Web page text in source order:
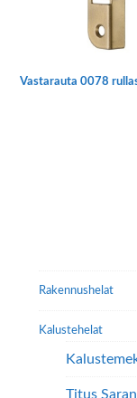
Vastarauta 0078
Rakennushelat
Kalustehelat
Titus